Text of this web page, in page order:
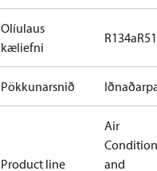
Olíulaus
kæliefni
R134a
Pökkunarsnið
Product line
Air
and